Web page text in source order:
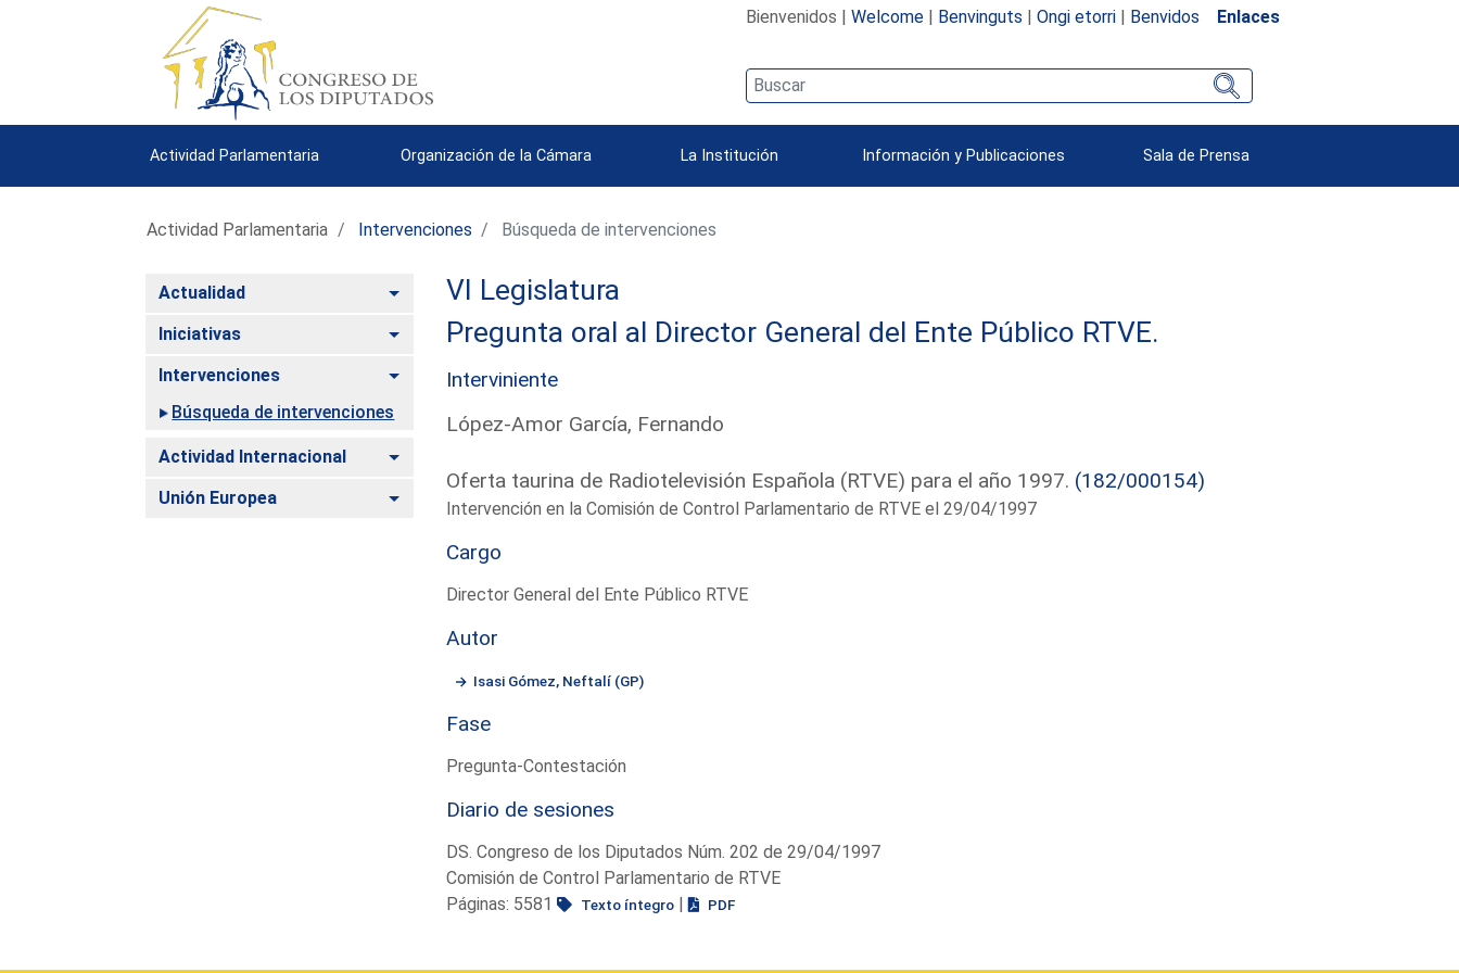
Bienvenidos | Welcome| Benvinguts | Ongi etorri| Benvidos Enlaces
Actividad Parlamentaria Organización de la Cámara La Institución Información y Publicaciones Sala de Prensa
Actividad Parlamentaria Intervenciones Búsqueda de intervenciones
Actualidad Alternar
Iniciativas Alternar
Intervenciones
Alternar
Búsqueda de intervenciones
Actividad Internacional Alternar
Unión Europea Alternar
VI Legislatura
Pregunta oral al Director General del Ente Público RTVE.
Interviniente
López-Amor García, Fernando
Oferta taurina de Radiotelevisión Española (RTVE) para el año 1997. (182/000154)
Intervención en la Comisión de Control Parlamentario de RTVE el 29/04/1997
Cargo
Director General del Ente Público RTVE
Autor
Isasi Gómez, Neftalí (GP)
Fase
Pregunta-Contestación
Diario de sesiones
DS. Congreso de los Diputados Núm. 202 de 29/04/1997
Comisión de Control Parlamentario de RTVE
Páginas: 5581
Texto íntegro| PDF